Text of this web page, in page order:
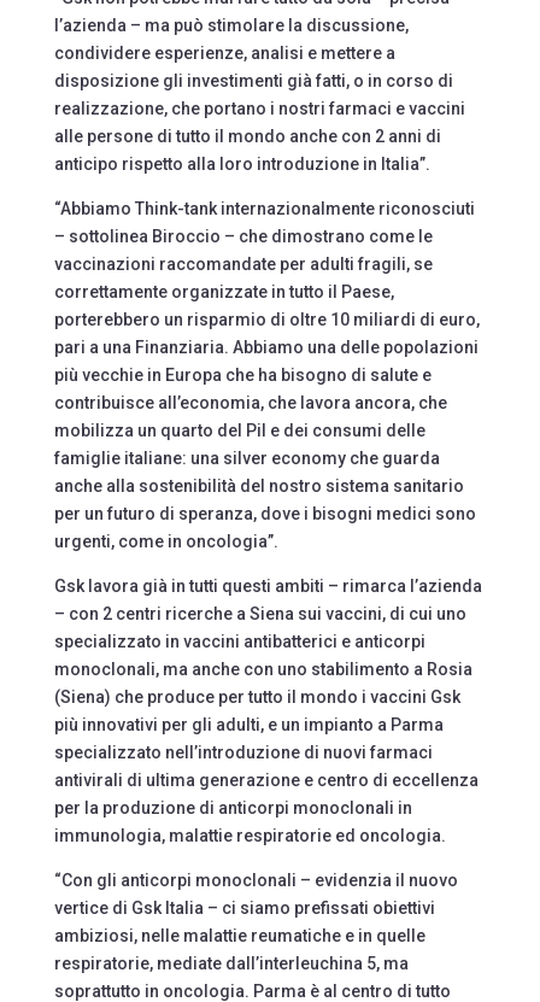
l’azienda – ma può stimolare la discussione,
condividere esperienze, analisi e mettere a
disposizione gli investimenti già fatti, o in corso di
realizzazione, che portano i nostri farmaci e vaccini
alle persone di tutto il mondo anche con 2 anni di
anticipo rispetto alla loro introduzione in Italia”.
“Abbiamo Think-tank internazionalmente riconosciuti
– sottolinea Biroccio – che dimostrano come le
vaccinazioni raccomandate per adulti fragili, se
correttamente organizzate in tutto il Paese,
porterebbero un risparmio di oltre 10 miliardi di euro,
pari a una Finanziaria. Abbiamo una delle popolazioni
più vecchie in Europa che ha bisogno di salute e
contribuisce all’economia, che lavora ancora, che
mobilizza un quarto del Pil e dei consumi delle
famiglie italiane: una silver economy che guarda
anche alla sostenibilità del nostro sistema sanitario
per un futuro di speranza, dove i bisogni medici sono
urgenti, come in oncologia”.
Gsk lavora già in tutti questi ambiti – rimarca l’azienda
– con 2 centri ricerche a Siena sui vaccini, di cui uno
specializzato in vaccini antibatterici e anticorpi
monoclonali, ma anche con uno stabilimento a Rosia
(Siena) che produce per tutto il mondo i vaccini Gsk
più innovativi per gli adulti, e un impianto a Parma
specializzato nell’introduzione di nuovi farmaci
antivirali di ultima generazione e centro di eccellenza
per la produzione di anticorpi monoclonali in
immunologia, malattie respiratorie ed oncologia.
“Con gli anticorpi monoclonali – evidenzia il nuovo
vertice di Gsk Italia – ci siamo prefissati obiettivi
ambiziosi, nelle malattie reumatiche e in quelle
respiratorie, mediate dall’interleuchina 5, ma
soprattutto in oncologia. Parma è al centro di tutto